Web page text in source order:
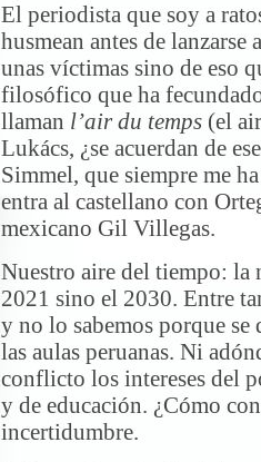
El periodista que soy a
husmean antes de lanzarse
unas víctimas sino de eso
filosófico que ha
llaman l’air du temps (el
Lukács, ¿se acuerdan de
Simmel, que siempre me
entra al castellano con
mexicano Gil Villegas.
Nuestro aire del tiempo:
2021 sino el 2030. Entre
y no lo sabemos porque
las aulas peruanas. Ni
conflicto los intereses del
y de educación. ¿Cómo
incertidumbre.